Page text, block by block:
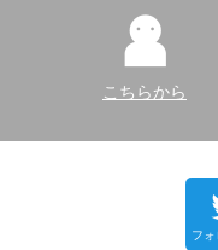
こちらから
フ